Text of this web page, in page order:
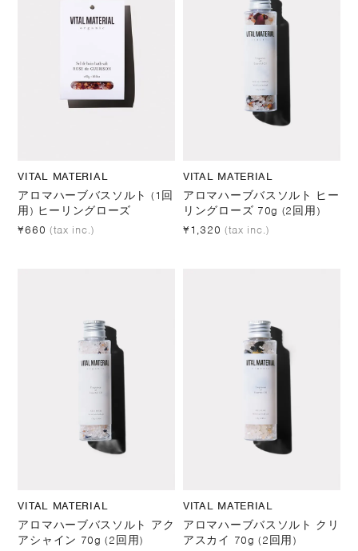
VITAL MATERIAL
アロマハーブバスソルト (1回
用) ヒーリングローズ
¥660 (tax inc.)
VITAL MATERIAL
アロマハーブバスソルト ヒー
リングローズ 70g (2回用)
¥1,320 (tax inc.)
VITAL MATERIAL
アロマハーブバスソルト アク
アシャイン 70g (2回用)
VITAL MATERIAL
アロマハーブバスソルト クリ
アスカイ 70g (2回用)